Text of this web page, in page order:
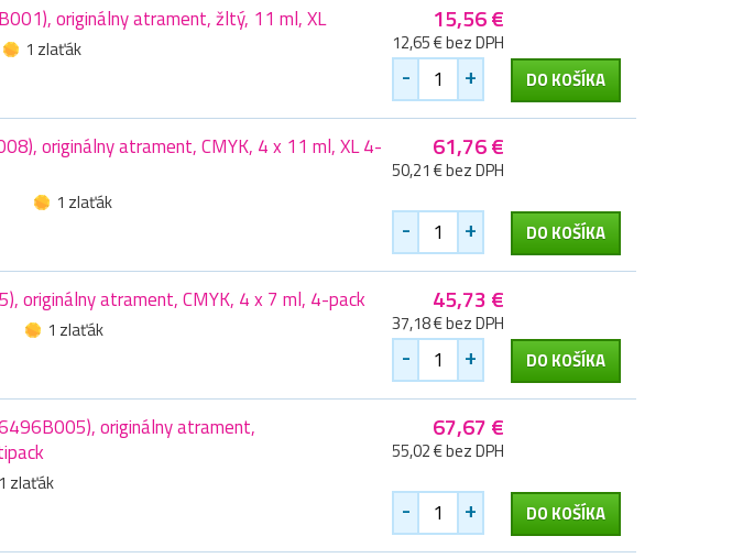
originálny atrament, žltý, 11 ml, XL
1 zlaťák
15,56 €
12,65 € bez DPH
- + DO KOŠÍKA
originálny atrament, CMYK, 4 x 11 ml, XL 4-
1 zlaťák
61,76 €
50,21 € bez DPH
- + DO KOŠÍKA
originálny atrament, CMYK, 4 x 7 ml, 4-pack
1 zlaťák
45,73 €
37,18 € bez DPH
- + DO KOŠÍKA
originálny atrament,
1 zlaťák
67,67 €
55,02 € bez DPH
- + DO KOŠÍKA